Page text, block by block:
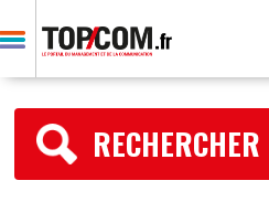
RECHERCHER